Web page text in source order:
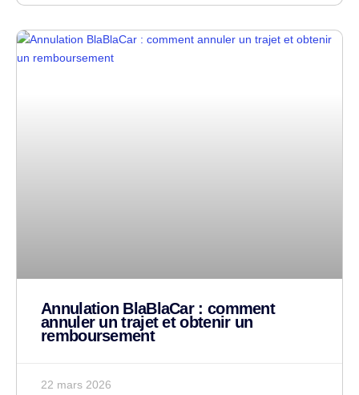
Annulation BlaBlaCar : comment
annuler un trajet et obtenir un
remboursement
22 mars 2026